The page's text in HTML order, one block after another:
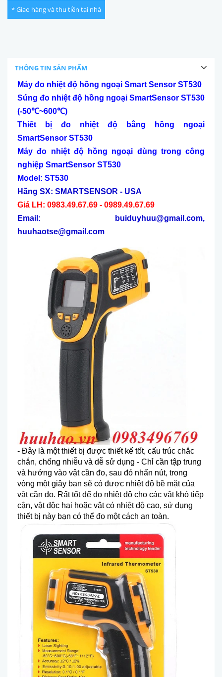
* Giao hàng và thu tiền tại nhà
THÔNG TIN SẢN PHẨM
Máy đo nhiệt độ hồng ngoại Smart Sensor ST530
Súng đo nhiệt độ hồng ngoại SmartSensor ST530
(-50℃~600℃)
Thiết bị đo nhiệt độ bằng hồng ngoại
SmartSensor ST530
Máy đo nhiệt độ hồng ngoại dùng trong công
nghiệp SmartSensor ST530
Model: ST530
Hãng SX: SMARTSENSOR - USA
Giá LH: 0983.49.67.69 - 0989.49.67.69
Email: buiduyhuu@gmail.com,
huuhaotse@gmail.com
- Đây là một thiết bị được thiết kế tốt, cấu trúc chắc
chắn, chống nhiễu và dễ sử dụng - Chỉ cần tập trung
và hướng vào vật cần đo, sau đó nhấn nút, trong
vòng một giây bạn sẽ có được nhiệt độ bề mặt của
vật cần đo. Rất tốt để đo nhiệt độ cho các vật khó tiếp
cận, vật độc hại hoặc vật có nhiệt độ cao, sử dụng
thiết bị này bạn có thể đo một cách an toàn.